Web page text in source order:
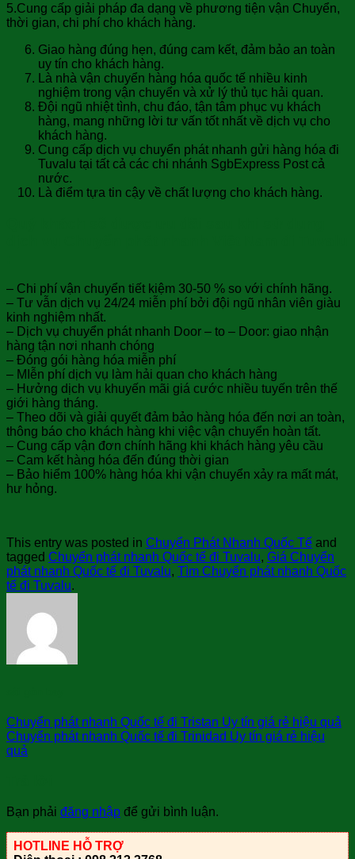
5.Cung cấp giải pháp đa dạng về phương tiện vận Chuyển,
thời gian, chi phí cho khách hàng.
Giao hàng đúng hẹn, đúng cam kết, đảm bảo an toàn
uy tín cho khách hàng.
Là nhà vận chuyển hàng hóa quốc tế nhiều kinh
nghiệm trong vận chuyển và xử lý thủ tục hải quan.
Đội ngũ nhiệt tình, chu đáo, tận tâm phục vụ khách
hàng, mang những lời tư vấn tốt nhất về dịch vụ cho
khách hàng.
Cung cấp dịch vụ chuyển phát nhanh gửi hàng hóa đi
Tuvalu tại tất cả các chi nhánh SgbExpress Post cả
nước.
Là điểm tựa tin cậy về chất lượng cho khách hàng.
– Chi phí vận chuyển tiết kiệm 30-50 % so với chính hãng.
– Tư vẫn dịch vụ 24/24 miễn phí bởi đội ngũ nhân viên giàu
kinh nghiệm nhất.
– Dịch vụ chuyển phát nhanh Door – to – Door: giao nhận
hàng tận nơi nhanh chóng
– Đóng gói hàng hóa miễn phí
– MIễn phí dịch vụ làm hải quan cho khách hàng
– Hưởng dịch vụ khuyến mãi giá cước nhiều tuyến trên thế
giới hàng tháng.
– Theo dõi và giải quyết đảm bảo hàng hóa đến nơi an toàn,
thông báo cho khách hàng khi việc vận chuyển hoàn tất.
– Cung cấp vận đơn chính hãng khi khách hàng yêu cầu
– Cam kết hàng hóa đến đúng thời gian
– Bảo hiểm 100% hàng hóa khi vận chuyển xảy ra mất mát,
hư hỏng.
This entry was posted in Chuyển Phát Nhanh Quốc Tế and
tagged Chuyển phát nhanh Quốc tế đi Tuvalu, Giá Chuyển
phát nhanh Quốc tế đi Tuvalu, Tìm Chuyển phát nhanh Quốc
tế đi Tuvalu.
Chuyển phát nhanh Quốc tế đi Tristan Uy tín giá rẻ hiệu quả
Chuyển phát nhanh Quốc tế đi Trinidad Uy tín giá rẻ hiệu
quả
Bạn phải đăng nhập để gửi bình luận.
HOTLINE HỖ TRỢ